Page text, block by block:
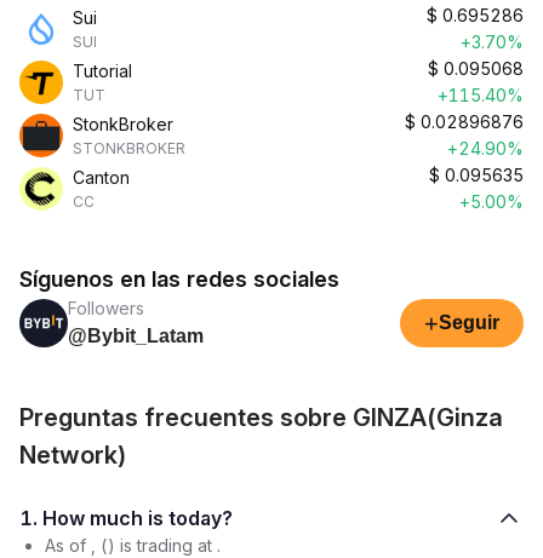
Sui
SUI
$ 0.695286
+3.70%
Tutorial
TUT
$ 0.095068
+115.40%
StonkBroker
STONKBROKER
$ 0.02896876
+24.90%
Canton
CC
$ 0.095635
+5.00%
Síguenos en las redes sociales
Followers
@Bybit_Latam
+Seguir
Preguntas frecuentes sobre GINZA(Ginza
Network)
1. How much is today?
As of , () is trading at .